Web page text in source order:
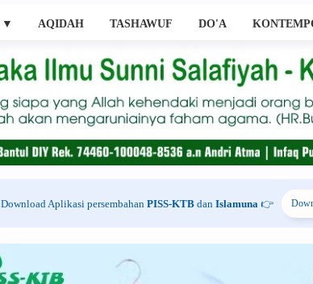
▼ AQIDAH TASHAWUF DO'A
Download Aplikasi persembahan PISS-KTBdan Islamuna 👉